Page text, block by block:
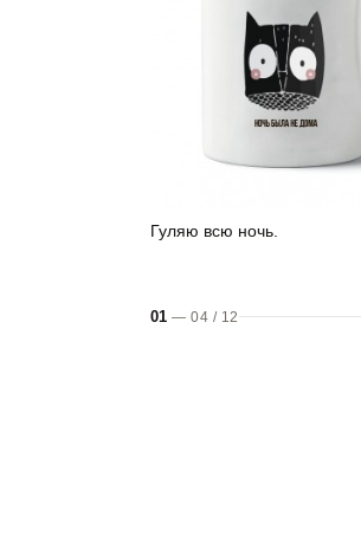
Гуляю всю ночь.
01 —04 / 12